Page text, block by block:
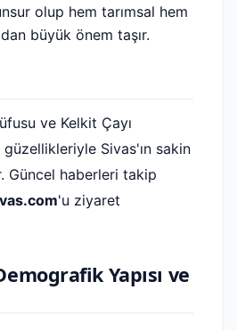
olup hem tarımsal hem
büyük önem taşır.
ve Kelkit Çayı
Sivas'ın sakin
Güncel haberleri takip
'u ziyaret
Yapısı ve